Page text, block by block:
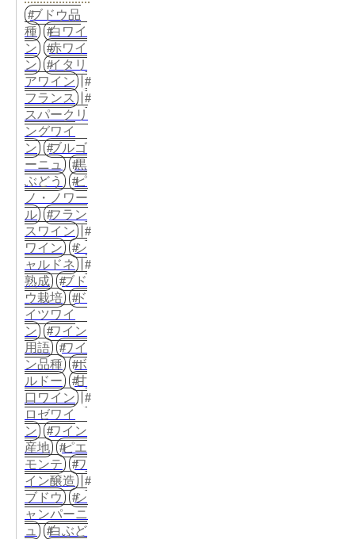
ブドウ品
種
白ワイ
ン
赤ワイ
ン
イタリ
アワイン
フランス
スパークリ
ングワイ
ン
ブルゴ
ーニュ
黒
ぶどう
ピ
ノ・ノワー
ル
フラン
スワイン
ワイン
シ
ャルドネ
熟成
ブド
ウ栽培
ド
イツワイ
ン
ワイン
用語
ワイ
ン品種
ボ
ルドー
甘
口ワイン
ロゼワイ
ン
ワイン
産地
ピエ
モンテ
ワ
イン醸造
ブドウ
シ
ャンパーニ
ュ
白ぶど